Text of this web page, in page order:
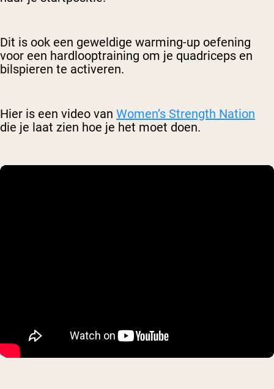
Dit is ook een geweldige warming-up oefening
voor een hardlooptraining om je quadriceps en
bilspieren te activeren.
Hier is een video van Women’s Strength Nation
die je laat zien hoe je het moet doen.